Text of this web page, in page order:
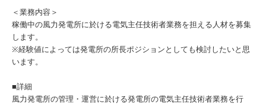
＜業務内容＞
稼働中の風力発電所に於ける電気主任技術者業務を担える人材を募集
します。
※経験値によっては発電所の所長ポジションとしても検討したいと思
います。
■詳細
風力発電所の管理・運営に於ける発電所の電気主任技術者業務を行